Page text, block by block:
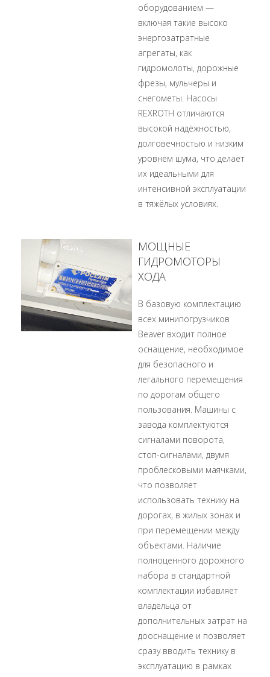
оборудованием —
включая такие высоко
энергозатратные
агрегаты, как
гидромолоты, дорожные
фрезы, мульчеры и
снегометы. Насосы
REXROTH отличаются
высокой надёжностью,
долговечностью и низким
уровнем шума, что делает
их идеальными для
интенсивной эксплуатации
в тяжёлых условиях.
МОЩНЫЕ
ГИДРОМОТОРЫ
ХОДА
В базовую комплектацию
всех минипогрузчиков
Beaver входит полное
оснащение, необходимое
для безопасного и
легального перемещения
по дорогам общего
пользования. Машины с
завода комплектуются
сигналами поворота,
стоп-сигналами, двумя
проблесковыми маячками,
что позволяет
использовать технику на
дорогах, в жилых зонах и
при перемещении между
объектами. Наличие
полноценного дорожного
набора в стандартной
комплектации избавляет
владельца от
дополнительных затрат на
дооснащение и позволяет
сразу вводить технику в
эксплуатацию в рамках